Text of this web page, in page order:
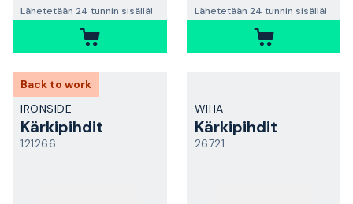
Lähetetään 24 tunnin sisällä! Lähetetään 24 tunnin sisällä!
Back to work
IRONSIDE
Kärkipihdit
121266
WIHA
Kärkipihdit
26721